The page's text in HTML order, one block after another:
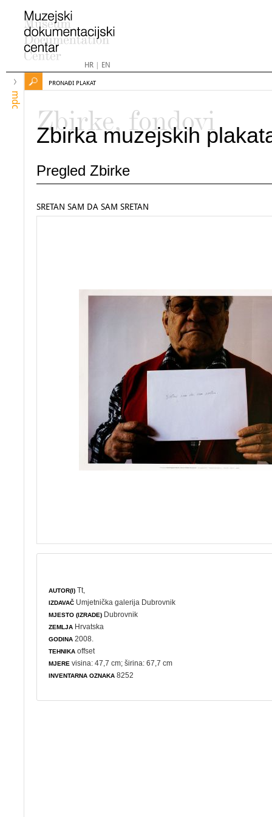
HR| EN
mdc
PRONAĐI PLAKAT
Zbirke, fondovi
Zbirka muzejskih
Pregled Zbirke
SRETAN SAM DA SAM SRETAN
AUTOR(I) Tt,
IZDAVAČ Umjetnička galerija Dubrovnik
MJESTO (IZRADE) Dubrovnik
ZEMLJA Hrvatska
GODINA 2008.
TEHNIKA offset
MJERE visina: 47,7 cm; širina: 67,7 cm
INVENTARNA OZNAKA 8252